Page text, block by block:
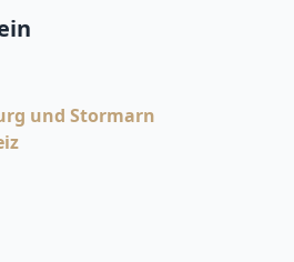
und Stormarn